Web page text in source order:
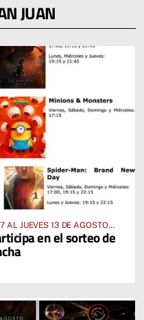
JUAN
AL JUEVES 13 DE AGOSTO
en el sorteo de